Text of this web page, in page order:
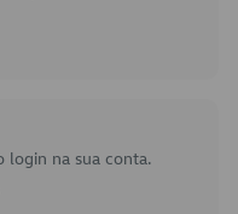
login na sua conta.